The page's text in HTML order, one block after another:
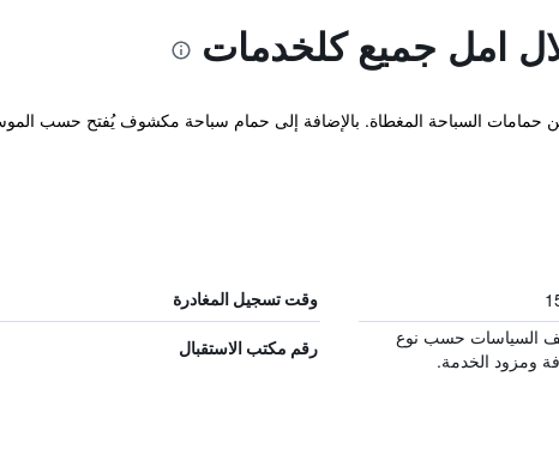
امل جميع كلخدمات
في الموقع 2 من حمامات السباحة المكشوفة و2 من حمامات السباحة المغطاة. بالإضافة إلى حمام سباحة مكشوف
وقت تسجيل المغادرة
السياسات حسب نوع
ومزود الخدمة.
رقم مكتب الاستقبال